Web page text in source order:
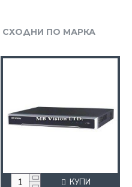
СХОДНИ ПО МАРКА
КУПИ